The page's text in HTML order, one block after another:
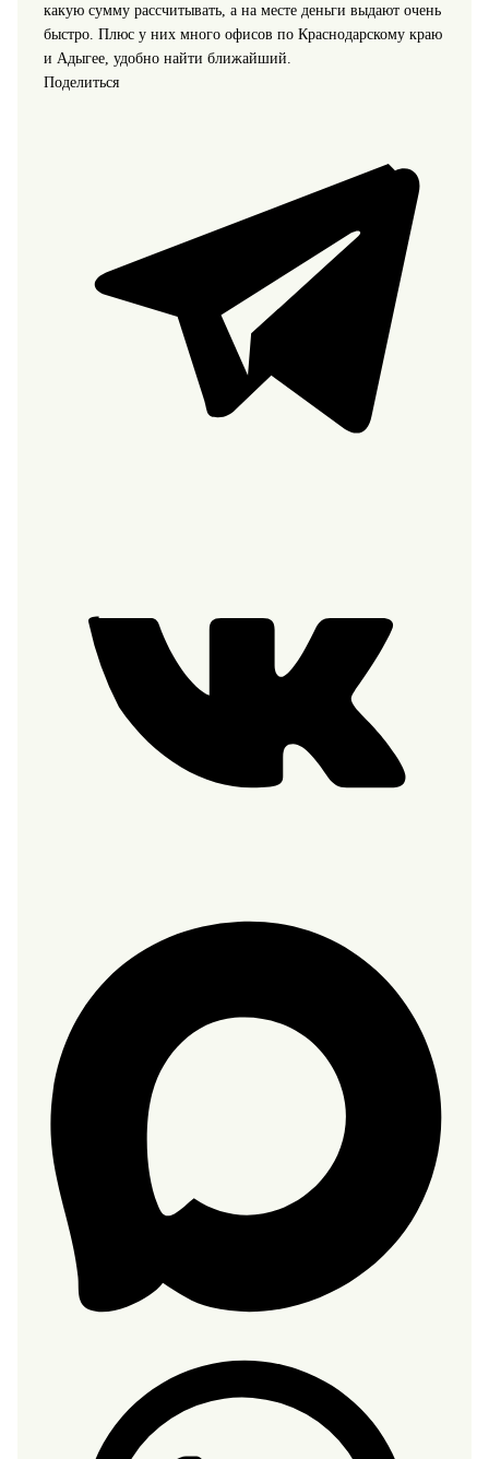
какую сумму рассчитывать, а на месте деньги выдают очень
быстро. Плюс у них много офисов по Краснодарскому краю
и Адыгее, удобно найти ближайший.
Поделиться